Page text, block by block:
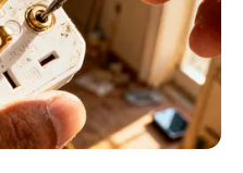
Check That